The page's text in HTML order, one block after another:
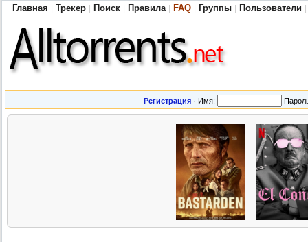
Главная Трекер Поиск Правила FAQ Группы Пользователи
Регистрация · Имя: